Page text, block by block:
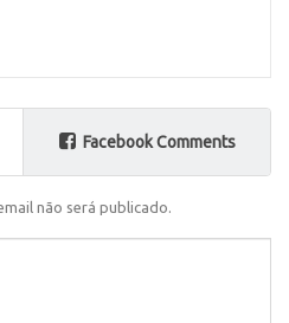
Facebook Comments
não será publicado.